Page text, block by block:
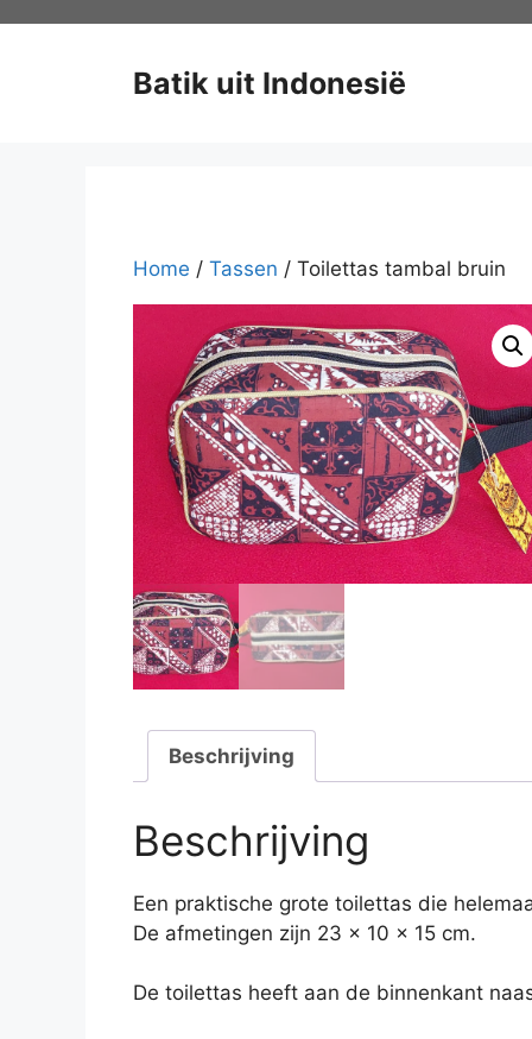
Batik uit Indonesië
Home / Tassen / Toilettas tambal bruin
Beschrijving
Beschrijving
Een praktische grote toilettas die
De afmetingen zijn 23 x 10 x 15 cm.
De toilettas heeft aan de binnenkant